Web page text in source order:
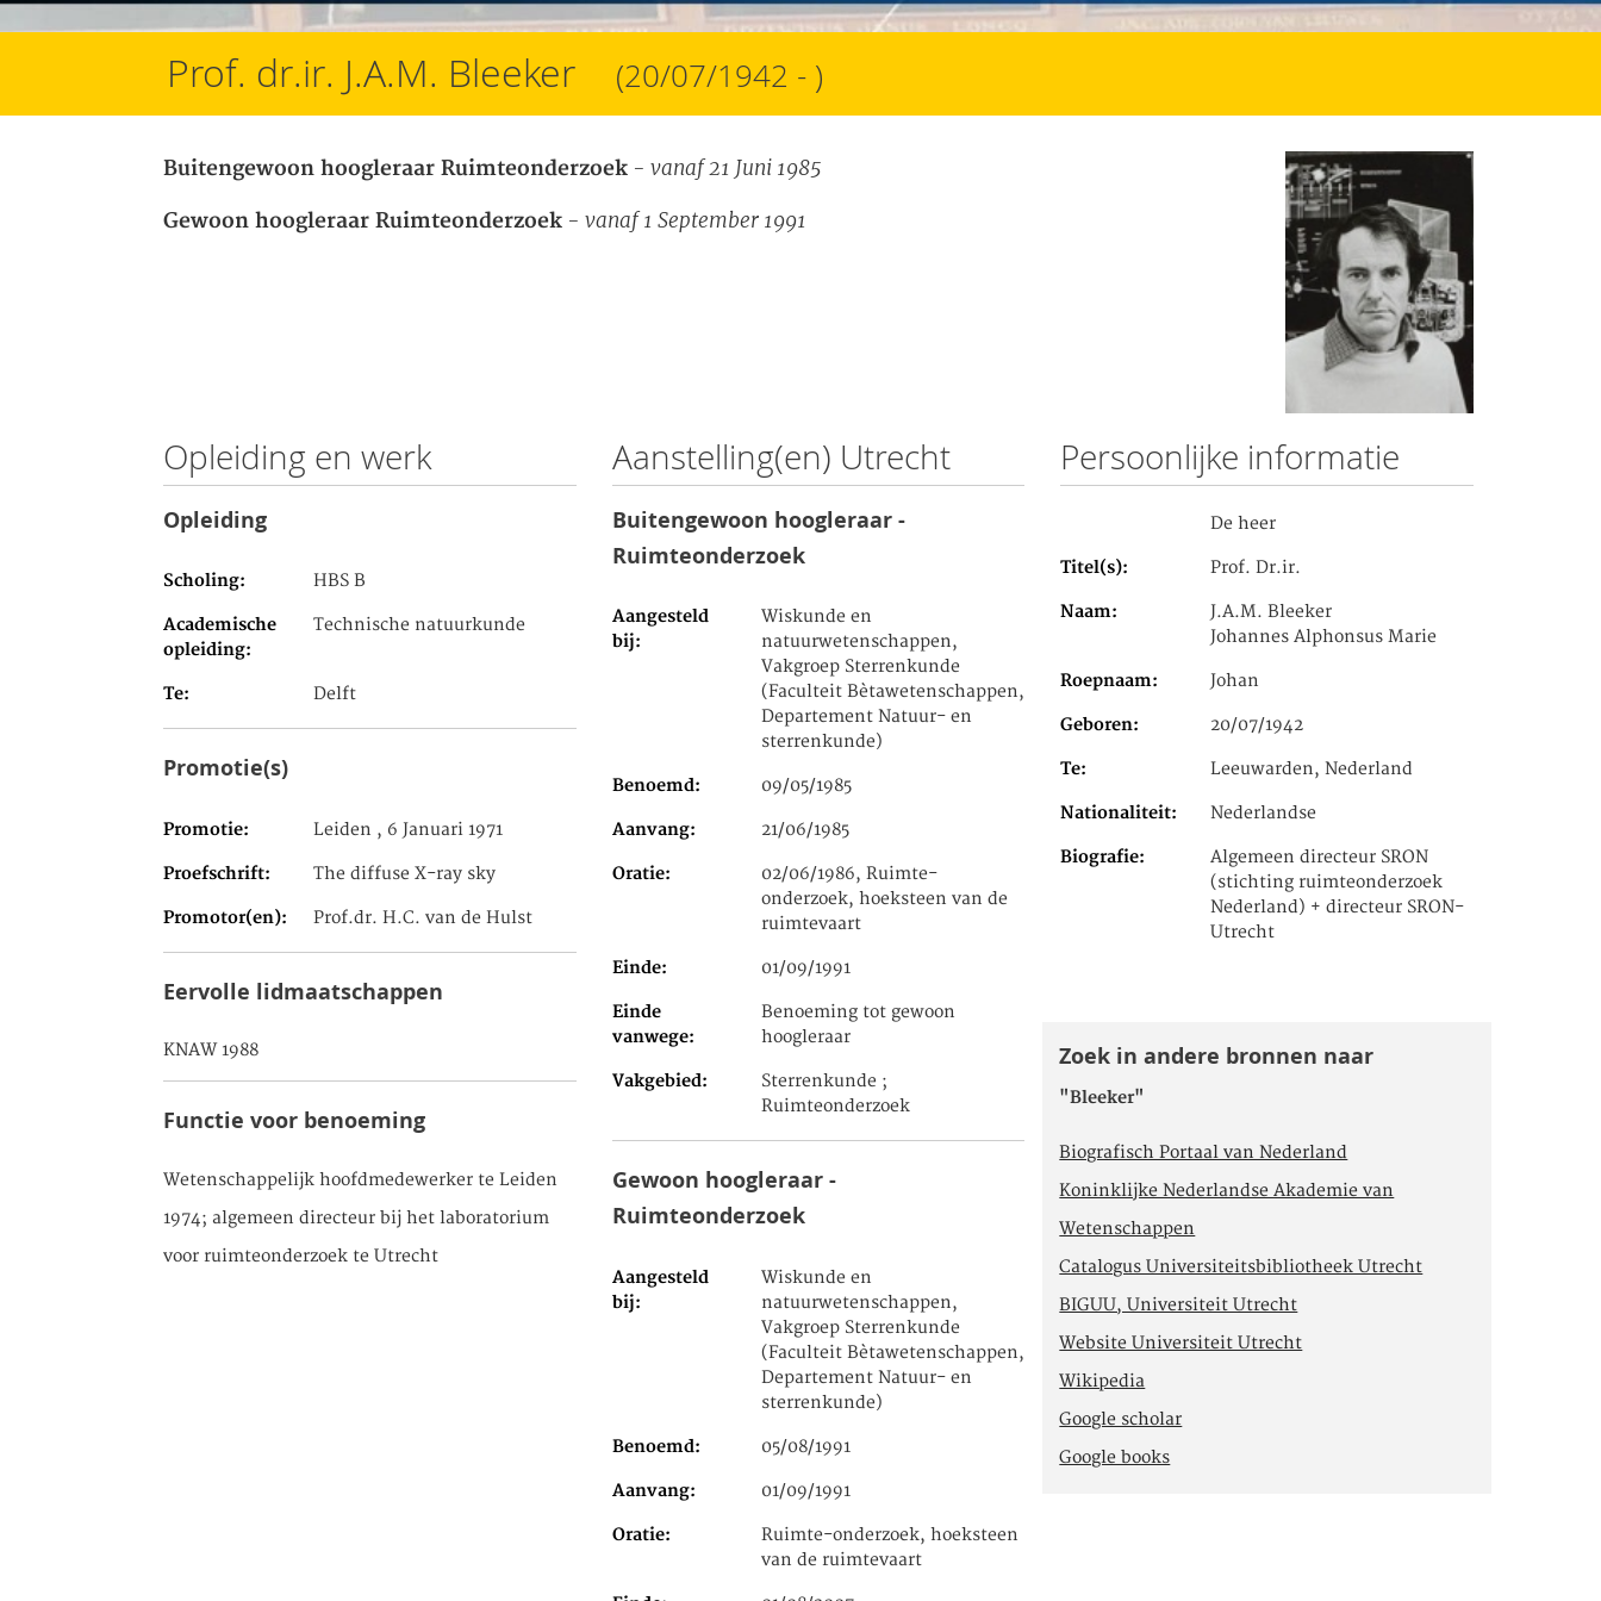
Prof. dr.ir. J.A.M. Bleeker (20/07/1942 - )
Buitengewoon hoogleraar Ruimteonderzoek - vanaf 21 Juni 1985
Gewoon hoogleraar Ruimteonderzoek - vanaf 1 September 1991
Opleiding en werk
Opleiding
Scholing HBS B
Academische
opleiding
Technische natuurkunde
Te Delft
Promotie(s)
Promotie Leiden , 6 Januari 1971
Proefschrift The diffuse X-ray sky
Promotor(en) Prof.dr. H.C. van de Hulst
Eervolle lidmaatschappen
KNAW 1988
Functie voor benoeming
Wetenschappelijk hoofdmedewerker te Leiden
1974; algemeen directeur bij het laboratorium
voor ruimteonderzoek te Utrecht
Aanstelling(en) Utrecht
Buitengewoon hoogleraar -
Ruimteonderzoek
Aangesteld
bij
Wiskunde en
natuurwetenschappen,
Vakgroep Sterrenkunde
(Faculteit Bètawetenschappen,
Departement Natuur- en
sterrenkunde)
Benoemd 09/05/1985
Aanvang 21/06/1985
Oratie
02/06/1986, Ruimte-
onderzoek, hoeksteen van de
ruimtevaart
Einde 01/09/1991
Einde
vanwege
Benoeming tot gewoon
hoogleraar
Vakgebied
Sterrenkunde ;
Ruimteonderzoek
Gewoon hoogleraar -
Ruimteonderzoek
Aangesteld
bij
Wiskunde en
natuurwetenschappen,
Vakgroep Sterrenkunde
(Faculteit Bètawetenschappen,
Departement Natuur- en
sterrenkunde)
Benoemd 05/08/1991
Aanvang 01/09/1991
Oratie
Ruimte-onderzoek, hoeksteen
van de ruimtevaart
Persoonlijke informatie
De heer
Titel(s) Prof. Dr.ir.
Naam
J.A.M. Bleeker
Johannes Alphonsus Marie
Roepnaam Johan
Geboren 20/07/1942
Te Leeuwarden, Nederland
Nationaliteit Nederlandse
Biografie
Algemeen directeur SRON
(stichting ruimteonderzoek
Nederland) + directeur SRON-
Utrecht
Zoek in andere bronnen naar
"Bleeker"
Biografisch Portaal van Nederland
Koninklijke Nederlandse Akademie van
Wetenschappen
Catalogus Universiteitsbibliotheek Utrecht
BIGUU, Universiteit Utrecht
Website Universiteit Utrecht
Wikipedia
Google scholar
Google books